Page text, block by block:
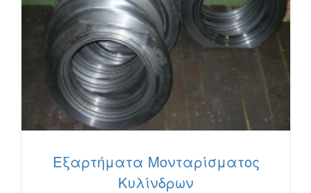
Εξαρτήματα Μονταρίσματος
Κυλίνδρων